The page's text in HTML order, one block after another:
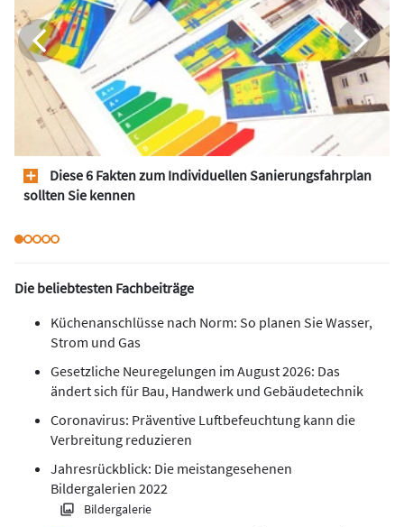
Diese 6 Fakten zum Individuellen Sanierungsfahrplan
sollten Sie kennen
Die beliebtesten Fachbeiträge
Küchenanschlüsse nach Norm: So planen Sie Wasser,
Strom und Gas
Gesetzliche Neuregelungen im August 2026: Das
ändert sich für Bau, Handwerk und Gebäudetechnik
Coronavirus: Präventive Luftbefeuchtung kann die
Verbreitung reduzieren
Jahresrückblick: Die meistangesehenen
Bildergalerien 2022
Bildergalerie